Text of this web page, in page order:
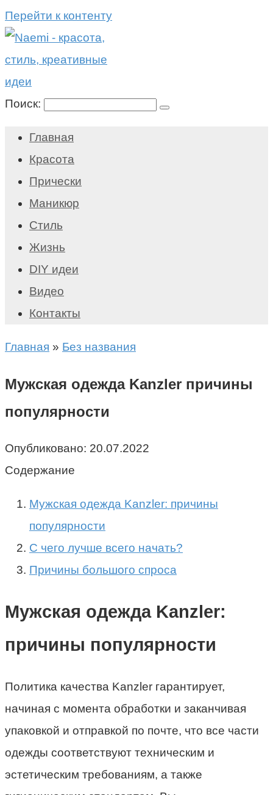
Перейти к контенту
Поиск:
Главная
Красота
Прически
Маникюр
Стиль
Жизнь
DIY идеи
Видео
Контакты
Главная » Без названия
Мужская одежда Kanzler причины
популярности
Опубликовано: 20.07.2022
Содержание
Мужская одежда Kanzler: причины
популярности
С чего лучше всего начать?
Причины большого спроса
Мужская одежда Kanzler:
причины популярности
Политика качества Kanzler гарантирует,
начиная с момента обработки и заканчивая
упаковкой и отправкой по почте, что все части
одежды соответствуют техническим и
эстетическим требованиям, а также